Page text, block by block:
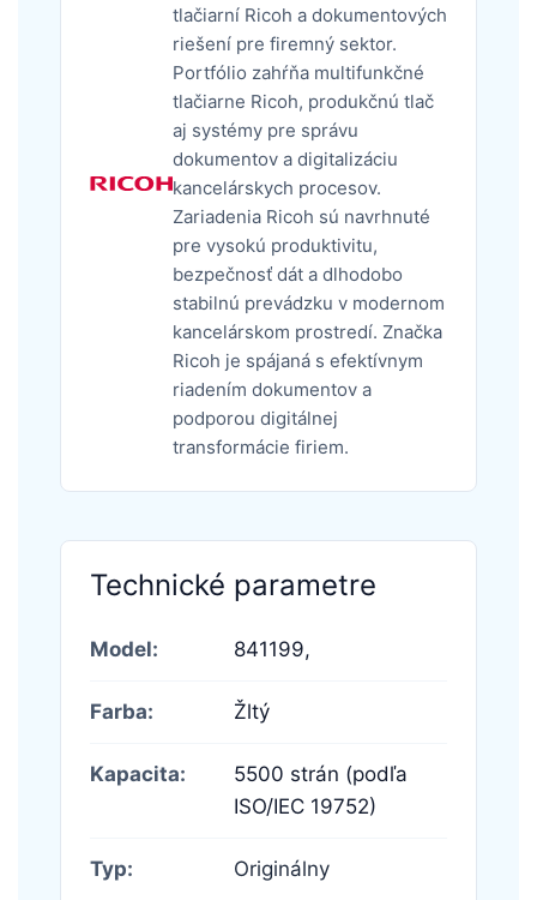
tlačiarní Ricoh a dokumentových
riešení pre firemný sektor.
Portfólio zahŕňa multifunkčné
tlačiarne Ricoh, produkčnú tlač
aj systémy pre správu
dokumentov a digitalizáciu
kancelárskych procesov.
Zariadenia Ricoh sú navrhnuté
pre vysokú produktivitu,
bezpečnosť dát a dlhodobo
stabilnú prevádzku v modernom
kancelárskom prostredí. Značka
Ricoh je spájaná s efektívnym
riadením dokumentov a
podporou digitálnej
transformácie firiem.
Technické parametre
Model: 841199,
Farba: Žltý
Kapacita:
5500 strán (podľa
ISO/IEC 19752)
Typ: Originálny